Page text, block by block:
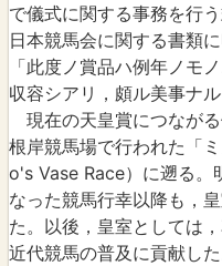
で儀式に関する事務を行
日本競馬会に関する書類
「此度ノ賞品ハ例年ノモ
収容シアリ，頗ル美事ナ
現在の天皇賞につなが
根岸競馬場で行われた「
o's Vase Race）に遡る。
なった競馬行幸以降も，
た。以後，皇室としては
近代競馬の普及に貢献し